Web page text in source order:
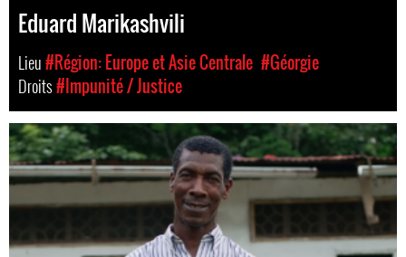
Eduard Marikashvili
Lieu#Région: Europe et Asie Centrale #Géorgie
Droits#Impunité / Justice